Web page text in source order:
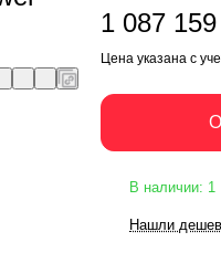
1 087
Цена указана с
В наличии: 1
Нашли